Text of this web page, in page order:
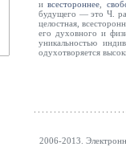
ивсестороннее
будущего — это Ч.
целостная,
его духовного и
уникальностью
одухотворяется
2006-2013.